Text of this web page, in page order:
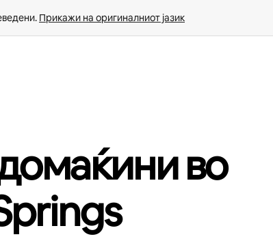
Прикажи на оригиналниот јазик
во